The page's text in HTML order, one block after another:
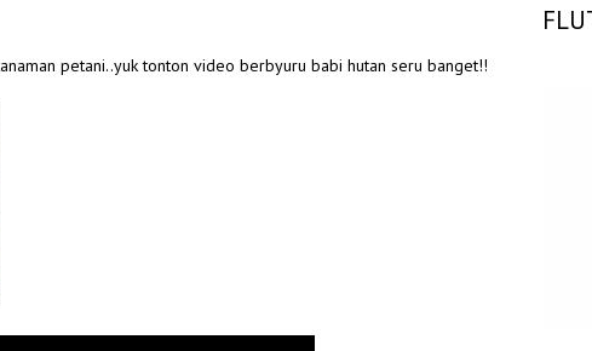
petani..yuk tonton video berbyuru babi hutan seru banget!!